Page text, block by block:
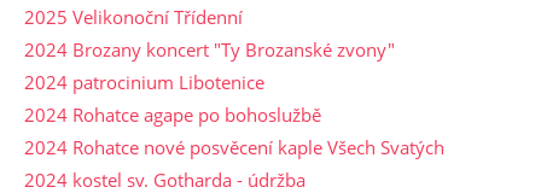
2025 Velikonoční Třídenní
2024 Brozany koncert "Ty Brozanské zvony"
2024 patrocinium Libotenice
2024 Rohatce agape po bohoslužbě
2024 Rohatce nové posvěcení kaple Všech Svatých
2024 kostel sv. Gotharda - údržba